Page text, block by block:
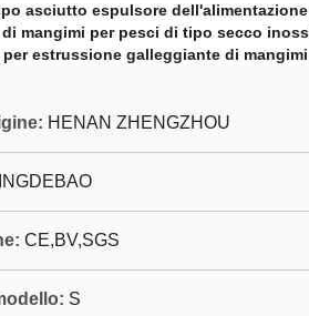
asciutto espulsore
mangimi per pesci di tipo secco
per estrussione galleggiante di
HENAN ZHENGZHOU
CE,BV,SGS
S